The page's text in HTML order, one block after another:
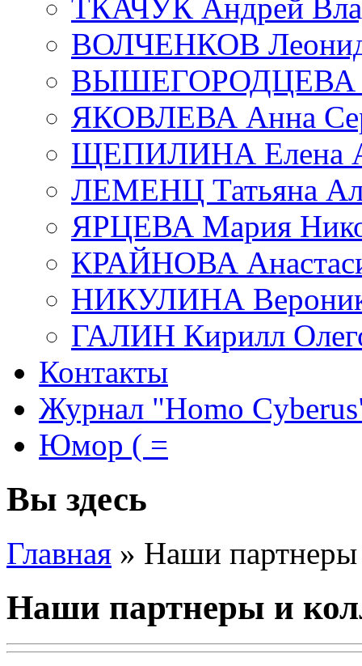
ТКАЧУК Андрей
ВОЛЧЕНКОВ Леонид
ВЫШЕГОРОДЦЕВА
ЯКОВЛЕВА Анна
ЩЕПИЛИНА Елена
ЛЕМЕНЦ Татьяна
ЯРЦЕВА Мария
КРАЙНОВА
НИКУЛИНА
ГАЛИН Кирилл
Контакты
Журнал "Homo
Юмор ( =
Вы здесь
Главная » Наши партнеры
Наши партнеры и